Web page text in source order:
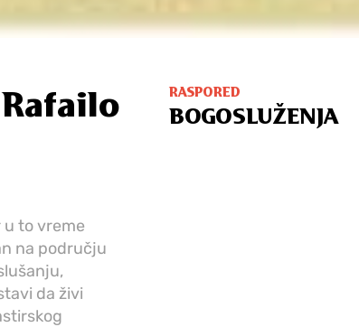
u to vreme
na području
da živi
RASPORED
BOGOSLUŽENJA